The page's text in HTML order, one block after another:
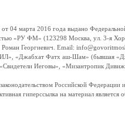
марта 2016 года выдано
«РУ ФМ» (123298 Москва, ул. 3-я
Роман Георгиевич. Email:
«Джабхат Фатх аш-Шам» (бывшая
Иеговы», «Мизантропик
Российской
гиперссылка на материал